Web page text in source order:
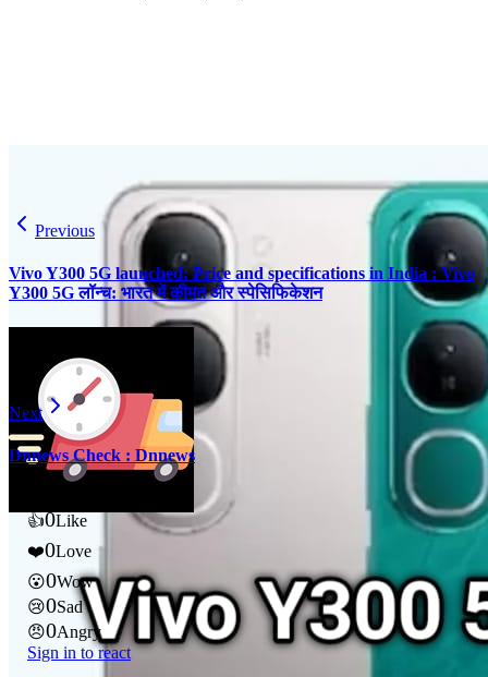
Previous
Vivo Y300 5G launched: Price and specifications in India : Vivo
Y300 5G लॉन्च: भारत में कीमत और स्पेसिफिकेशन
Next
Dnnews Check : Dnnews
👍0Like
❤️0Love
😮0Wow
😢0Sad
😠0Angry
Sign in to react